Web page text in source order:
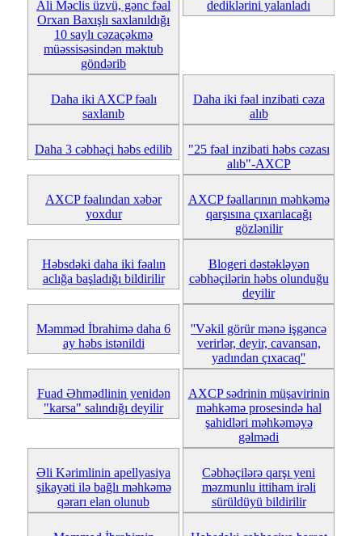
Ali Məclis üzvü, gənc fəal
Orxan Baxışlı saxlanıldığı
10 saylı cəzaçəkmə
müəssisəsindən məktub
göndərib
dediklərini yalanladı
Daha iki AXCP fəalı
saxlanıb
Daha iki fəal inzibati cəza
alıb
Daha 3 cəbhəçi həbs edilib
"25 fəal inzibati həbs cəzası
alıb"-AXCP
AXCP fəalından xəbər
yoxdur
AXCP fəallarının məhkəmə
qarşısına çıxarılacağı
gözlənilir
Həbsdəki daha iki fəalın
aclığa başladığı bildirilir
Blogeri dəstəkləyən
cəbhəçilərin həbs olunduğu
deyilir
Məmməd İbrahimə daha 6
ay həbs istənildi
''Vəkil görür mənə işgəncə
verirlər, deyir, cavansan,
yadından çıxacaq''
Fuad Əhmədlinin yenidən
"karsa" salındığı deyilir
AXCP sədrinin müşavirinin
məhkəmə prosesində hal
şahidləri məhkəməyə
gəlmədi
Əli Kərimlinin apellyasiya
şikayəti ilə bağlı məhkəmə
qərarı elan olunub
Cəbhəçilərə qarşı yeni
məzmunlu ittiham irəli
sürüldüyü bildirilir